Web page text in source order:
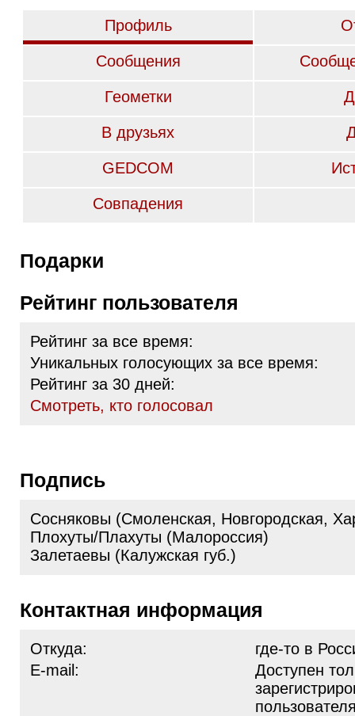
Профиль
Сообщения
Геометки
В друзьях
GEDCOM
Совпадения
Подарки
Рейтинг пользователя
Рейтинг за все время:
Уникальных голосующих за все время:
Рейтинг за 30 дней:
Cмотреть, кто голосовал
Подпись
Сосняковы (Смоленская, Новгородская,
Плохуты/Плахуты (Малороссия)
Залетаевы (Калужская губ.)
Контактная информация
Откуда:
где-то в
E-mail:
Доступен